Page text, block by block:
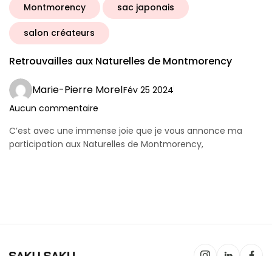
Montmorency sac japonais
salon créateurs
Retrouvailles aux Naturelles de Montmorency
Marie-Pierre MorelFév 25 2024
Aucun commentaire
C’est avec une immense joie que je vous annonce ma
participation aux Naturelles de Montmorency,